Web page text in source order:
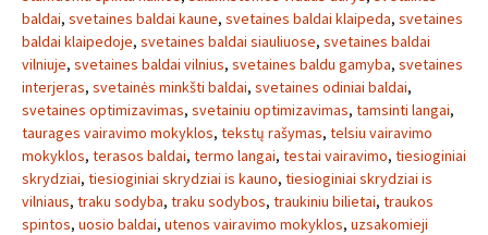
baldai, svetaines baldai kaune, svetaines baldai klaipeda, svetaines
baldai klaipedoje, svetaines baldai siauliuose, svetaines baldai
vilniuje, svetaines baldai vilnius, svetaines baldu gamyba, svetaines
interjeras, svetainės minkšti baldai, svetaines odiniai baldai,
svetaines optimizavimas, svetainiu optimizavimas, tamsinti langai,
taurages vairavimo mokyklos, tekstų rašymas, telsiu vairavimo
mokyklos, terasos baldai, termo langai, testai vairavimo, tiesioginiai
skrydziai, tiesioginiai skrydziai is kauno, tiesioginiai skrydziai is
vilniaus, traku sodyba, traku sodybos, traukiniu bilietai, traukos
spintos, uosio baldai, utenos vairavimo mokyklos, uzsakomieji